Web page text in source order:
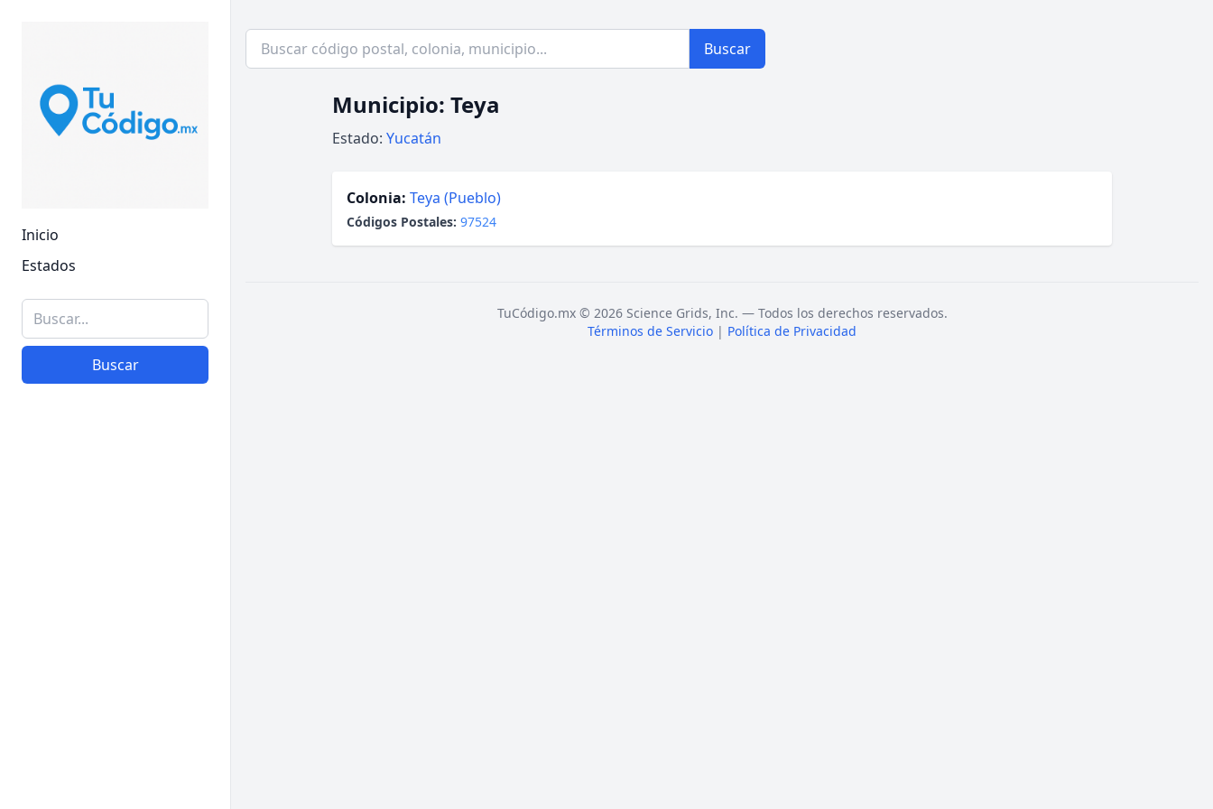
Inicio
Estados
Buscar
Buscar
Municipio: Teya
Estado: Yucatán
Colonia: Teya (Pueblo)
Códigos Postales: 97524
TuCódigo.mx © 2026 Science Grids, Inc. — Todos los derechos reservados.
Términos de Servicio | Política de Privacidad